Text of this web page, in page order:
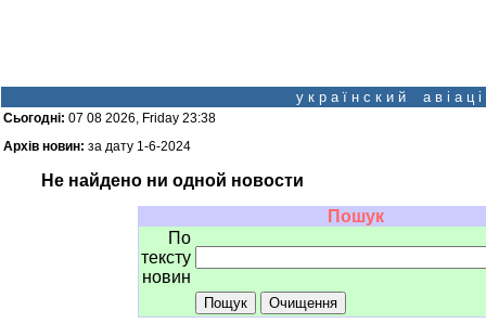
у к р а ї н с к и й а в і а
Сьогодні: 07 08 2026, Friday 23:38
Архів новин: за дату 1-6-2024
Не найдено ни одной новости
Пошук
По
тексту
новин